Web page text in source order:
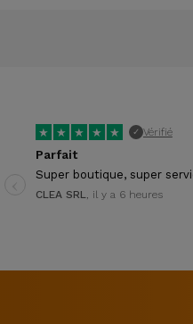
★ ★ ★ ★ ★ ✓ Vérifié
Parfait
Super boutique, super
CLEA SRL, il y a 6 heures